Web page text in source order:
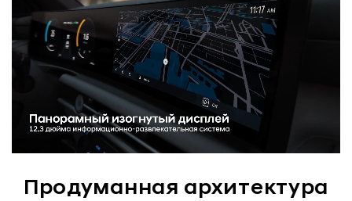
Продуманная архитектура